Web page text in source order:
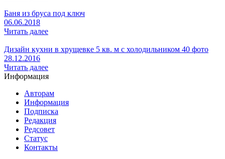
Баня из бруса под ключ
06.06.2018
Читать далее
Дизайн кухни в хрущевке 5 кв. м с холодильником 40 фото
28.12.2016
Читать далее
Информация
Авторам
Информация
Подписка
Редакция
Редсовет
Статус
Контакты